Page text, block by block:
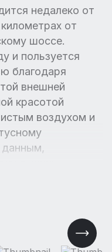
недалеко от
от
шоссе.
и пользуется
благодаря
внешней
красотой
воздухом и